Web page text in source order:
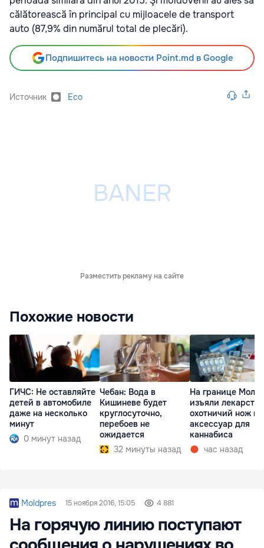
călătorească în principal cu mijloacele de transport
auto (87,9% din numărul total de plecări).
Подпишитесь на новости Point.md в Google
Источник Eco
Разместить рекламу на сайте
Похожие новости
ГИЧС: Не оставляйте
детей в автомобиле
даже на несколько
минут
0 минут назад
Чебан: Вода в
Кишиневе будет
круглосуточно,
перебоев не
ожидается
32 минуты назад
На границе
изъяли
охотничий нож и
аксессуар для
каннабиса
час назад
Moldpres 15 ноября 2016, 15:05 4 881
На горячую линию поступают